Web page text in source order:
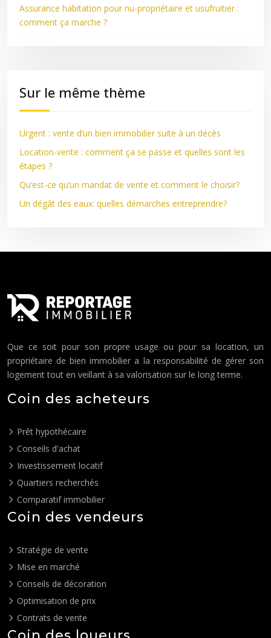
Assurance habitation pour nu-propriétaire et usufruitier :
comment ça marche ?
Sur le même thème
Urgent : vente d’un bien immobilier suite à un décès
Location-vente : comment ça se passe et quelles sont les
étapes ?
Qu’est-ce qu’un mandat de vente et comment le choisir?
Un dégât des eaux: quelles démarches entreprendre?
Que ce soit pour son propre usage ou pour sa location, un
propriétaire de bien immobilier a la responsabilité de gérer son
logement tout en veillant à sa valorisation sur le long terme.
Coin des acheteurs
Prêt hypothécaire
Conseils d'achat
Investissement locatif
Quartiers recherchés
Comparatif immobilier
Coin des vendeurs
Stratégie de vente
Mise en marché
Conseils de décoration
Optimisation de prix
Contrats de vente